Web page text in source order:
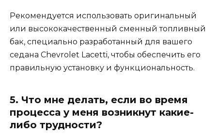
Рекомендуется использовать оригинальный
или высококачественный сменный топливный
бак, специально разработанный для вашего
седана Chevrolet Lacetti, чтобы обеспечить его
правильную установку и функциональность.
5. Что мне делать, если во время
процесса у меня возникнут какие-
либо трудности?